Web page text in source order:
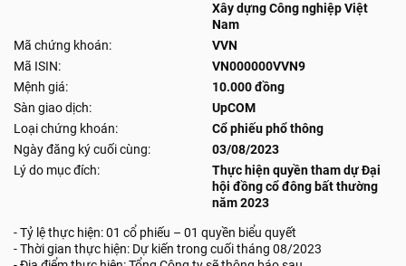
Xây dựng Công nghiệp Việt
Nam
Mã chứng khoán:
VVN
Mã ISIN:
VN000000VVN9
Mệnh giá:
10.000 đồng
Sàn giao dịch:
UpCOM
Loại chứng khoán:
Cổ phiếu phổ thông
Ngày đăng ký cuối cùng:
03/08/2023
Lý do mục đích:
Thực hiện quyền tham dự Đại
hội đồng cổ đông bất thường
năm 2023
- Tỷ lệ thực hiện: 01 cổ phiếu – 01 quyền biểu quyết
- Thời gian thực hiện: Dự kiến trong cuối tháng 08/2023